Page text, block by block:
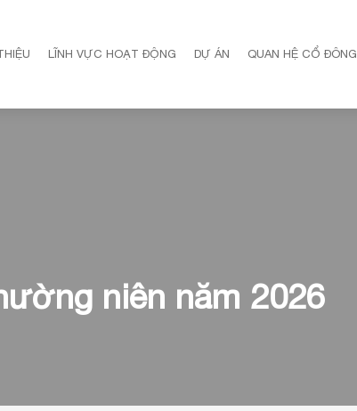
LĨNH VỰC HOẠT ĐỘNG DỰ ÁN QUAN HỆ CỔ ĐÔNG
niên năm 2026